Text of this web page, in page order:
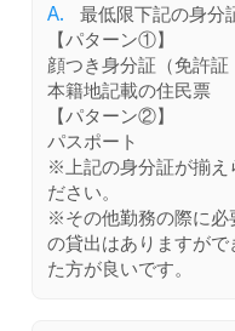
A.
最低限下記の身分
【パターン①】
顔つき身分証（免許証
本籍地記載の住民票
【パターン②】
パスポート
※上記の身分証が揃え
ださい。
※その他勤務の際に必
の貸出はありますが
た方が良いです。